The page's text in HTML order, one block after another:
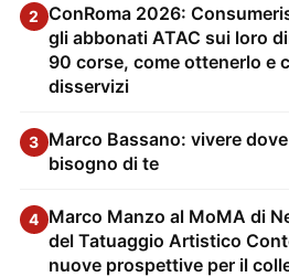
2 ConRoma 2026:
gli abbonati ATAC sui loro
90 corse, come ottenerlo e
disservizi
3 Marco Bassano: vivere
bisogno di te
4 Marco Manzo al MoMA di
del Tatuaggio Artistico
nuove prospettive per il